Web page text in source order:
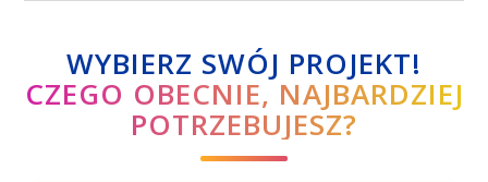
WYBIERZ SWÓJ PROJEKT!
CZEGO OBECNIE, NAJBARDZIEJ
POTRZEBUJESZ?